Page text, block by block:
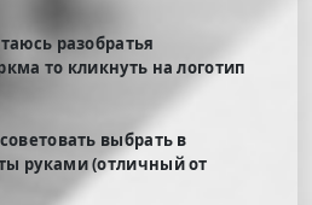
разобратья
то кликнуть на логотип
выбрать в
руками (отличный от